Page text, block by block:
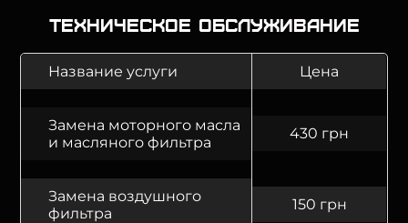
Техническое обслуживание
Название услуги Цена
Замена моторного масла
и масляного фильтра
430 грн
Замена воздушного
фильтра
150 грн